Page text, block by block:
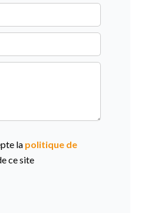
la politique de
ce site